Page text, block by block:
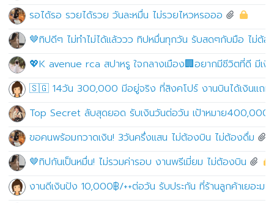
รอได้รอ รวยได้รวย วันละหมื่น ไม่รวยไหวหรอออ
🤎ทิปดีๆ ไม่ทำไม่ได้แล้ววว ทิปหมื่นทุกวัน รับสดๆกับมือ ไม่ต้
💖K avenue rca สปาหรู ใจกลางเมือง🏢อยากมีชีวิตที่ดี มีเงิ
🇸🇬 14วัน 300,000 มีอยู่จริง ที่สิงคโปร์ งานบินได้เงินเเถม
Top Secret ลับสุดยอด รับเงินวันต่อวัน เป้าหมาย400,000
ขอคนพร้อมกวาดเงิน! 3วันครึ่งแสน ไม่ต้องบิน ไม่ต้องดื่ม
🤎ทิปกันเป็นหมื่น! ไม่รวมค่ารอบ งานพรีเมี่ยม ไม่ต้องบิน
งานดีเงินปัง 10,000฿/++ต่อวัน รับประกัน ที่ร้านลูกค้าเยอะมา